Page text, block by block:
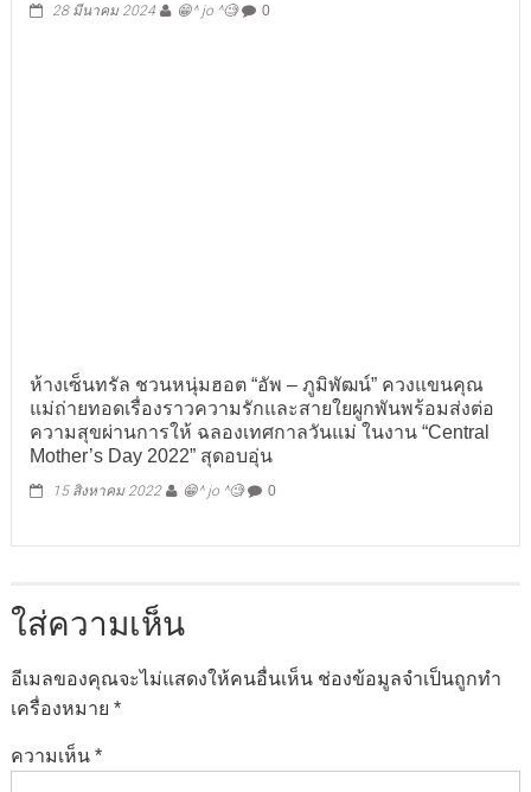
28 มีนาคม 2024 😁^ jo ^🧐 0
ห้างเซ็นทรัล ชวนหนุ่มฮอต “อัพ – ภูมิพัฒน์” ควงแขนคุณ
แม่ถ่ายทอดเรื่องราวความรักและสายใยผูกพันพร้อมส่งต่อ
ความสุขผ่านการให้ ฉลองเทศกาลวันแม่ ในงาน “Central
Mother’s Day 2022” สุดอบอุ่น
15 สิงหาคม 2022 😁^ jo ^🧐 0
ใส่ความเห็น
อีเมลของคุณจะไม่แสดงให้คนอื่นเห็น ช่องข้อมูลจำเป็นถูกทำ
เครื่องหมาย *
ความเห็น *